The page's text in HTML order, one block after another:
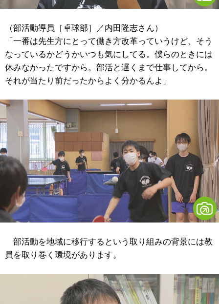
（部活動導員［卓球部］／内田隆志さん）
「一番は先生方にとって働き方改革っていうけど、そう
なっているかどうかいつも気にしてる。僕らのときには
休みなかったですから。部活と遅くまで仕事してから。
それが当たり前だったからよく分かるんよ」
部活動を地域に移行するという取り組みの背景には教
員を取り巻く環境があります。